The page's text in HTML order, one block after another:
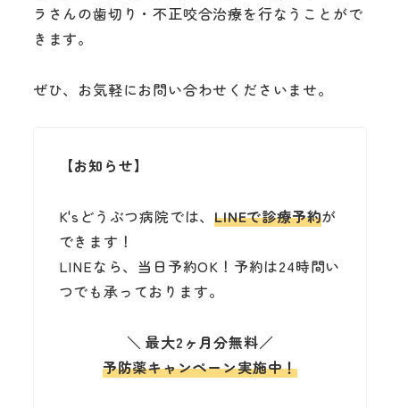
ラさんの歯切り・不正咬合治療を行なうことがで
きます。
ぜひ、お気軽にお問い合わせくださいませ。
【お知らせ】
K'sどうぶつ病院では、LINEで診療予約が
できます！
LINEなら、当日予約OK！予約は24時間い
つでも承っております。
＼最大2ヶ月分無料／
予防薬キャンペーン実施中！